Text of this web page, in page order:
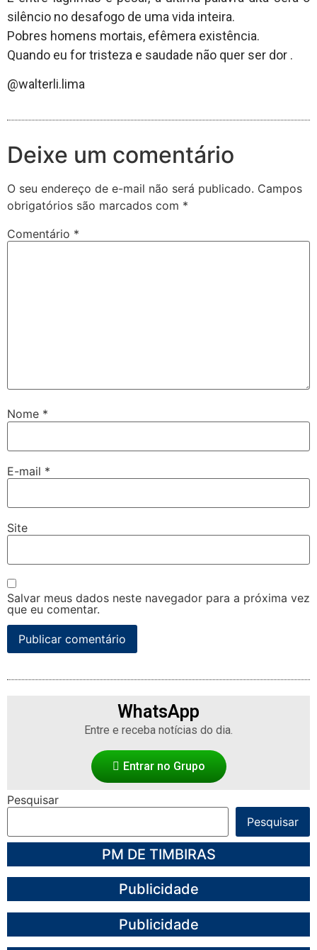
silêncio no desafogo de uma vida inteira.
Pobres homens mortais, efêmera existência.
Quando eu for tristeza e saudade não quer ser dor .
@walterli.lima
Deixe um comentário
O seu endereço de e-mail não será publicado. Campos
obrigatórios são marcados com *
Comentário *
Nome *
E-mail *
Site
Salvar meus dados neste navegador para a próxima vez
que eu comentar.
WhatsApp
Entre e receba notícias do dia.
Entrar no Grupo
Pesquisar
Pesquisar
PM DE TIMBIRAS
Publicidade
Publicidade